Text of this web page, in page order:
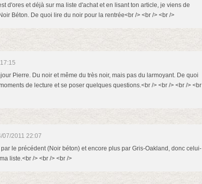
d'ores et déjà sur ma liste d'achat et en lisant ton article, je viens de
Béton. De quoi lire du noir pour la rentrée<br /> <br /> <br />
Pierre. Du noir et même du très noir, mais pas du larmoyant. De quoi
de lecture et se poser quelques questions.<br /> <br /> <br /> <br
07/2011 22:07
le précédent (Noir béton) et encore plus par Gris-Oakland, donc celui-
liste.<br /> <br /> <br />